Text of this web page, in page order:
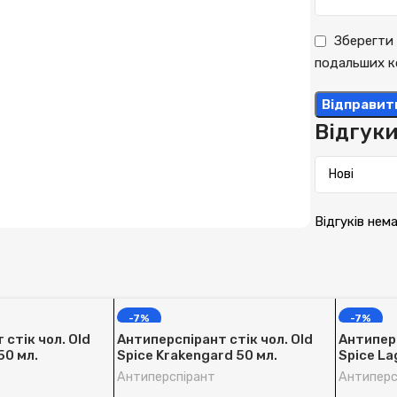
Відгуків
Зберегти
подальших
чол. Old
мл.
-7%
Антиперспірант стік чол. Old
Spice Krakengard 50 мл.
Антиперспірант
-7%
Spice